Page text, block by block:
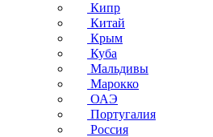
Кипр
Китай
Крым
Куба
Мальдивы
Марокко
ОАЭ
Португалия
Россия